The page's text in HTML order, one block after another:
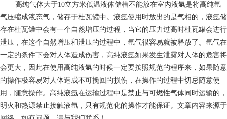
高纯气体大于10立方米低温液体储槽不能放在室内液氩是将高纯氩
气压缩成液态气，储存于杜瓦罐中。液氩使用时放出的是气相的，液氩储
存在杜瓦罐中会有一个自然增压的过程，当它的压力过高时杜瓦罐会进行
泄压，在这个自然增压和泄压的过程中，氩气很容易就被释放了。氩气在
一定的条件下会对人体造成伤害，高纯液氩如果发生泄露对人体的危害将
会更大，因此在使用高纯液氩的时候一定要按照规范的程序来，如果随意
的操作极容易对人体造成不可挽回的损伤，在操作的过程中切忌随意使
用，随意操作。高纯液氩在运输过程中是禁止与可燃性气体同时运输的，
明火和热源禁止接触液氩，只有规范化的操作才能保证。文章内容来源于